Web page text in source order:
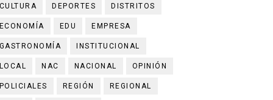
CULTURA DEPORTES DISTRITOS
ECONOMÍA EDU EMPRESA
GASTRONOMÍA INSTITUCIONAL
LOCAL NAC NACIONAL OPINIÓN
POLICIALES REGIÓN REGIONAL